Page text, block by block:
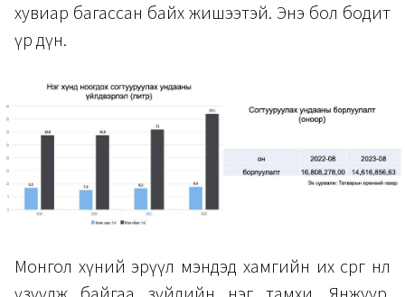
хувиар багассан байх жишээтэй. Энэ бол бодит
үр дүн.
Монгол хүний эрүүл мэндэд хамгийн их сөрөг нөлөө